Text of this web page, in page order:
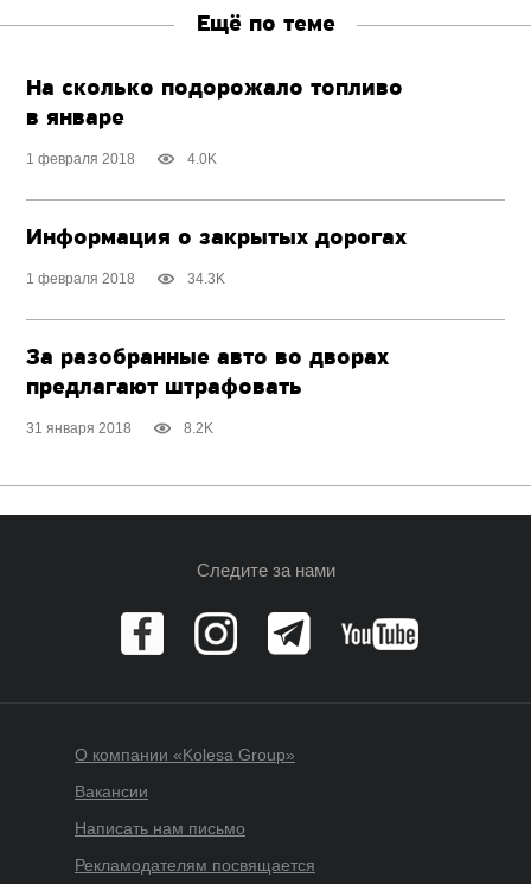
Ещё по теме
На сколько подорожало топливо
в январе
1 февраля 2018 4.0K
Информация о закрытых дорогах
1 февраля 2018 34.3K
За разобранные авто во дворах
предлагают штрафовать
31 января 2018 8.2K
Следите за нами
О компании «Kolesa Group»
Вакансии
Написать нам письмо
Рекламодателям посвящается